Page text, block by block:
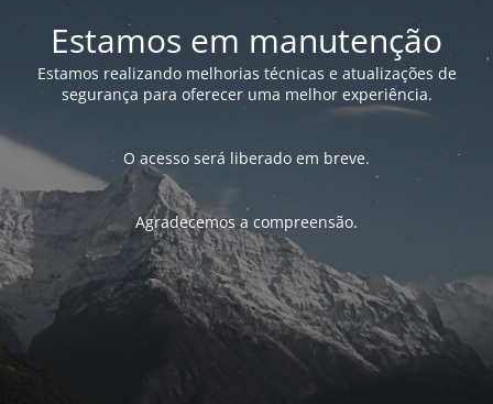
Estamos em manutenção
Estamos realizando melhorias técnicas e atualizações de
segurança para oferecer uma melhor experiência.
O acesso será liberado em breve.
Agradecemos a compreensão.